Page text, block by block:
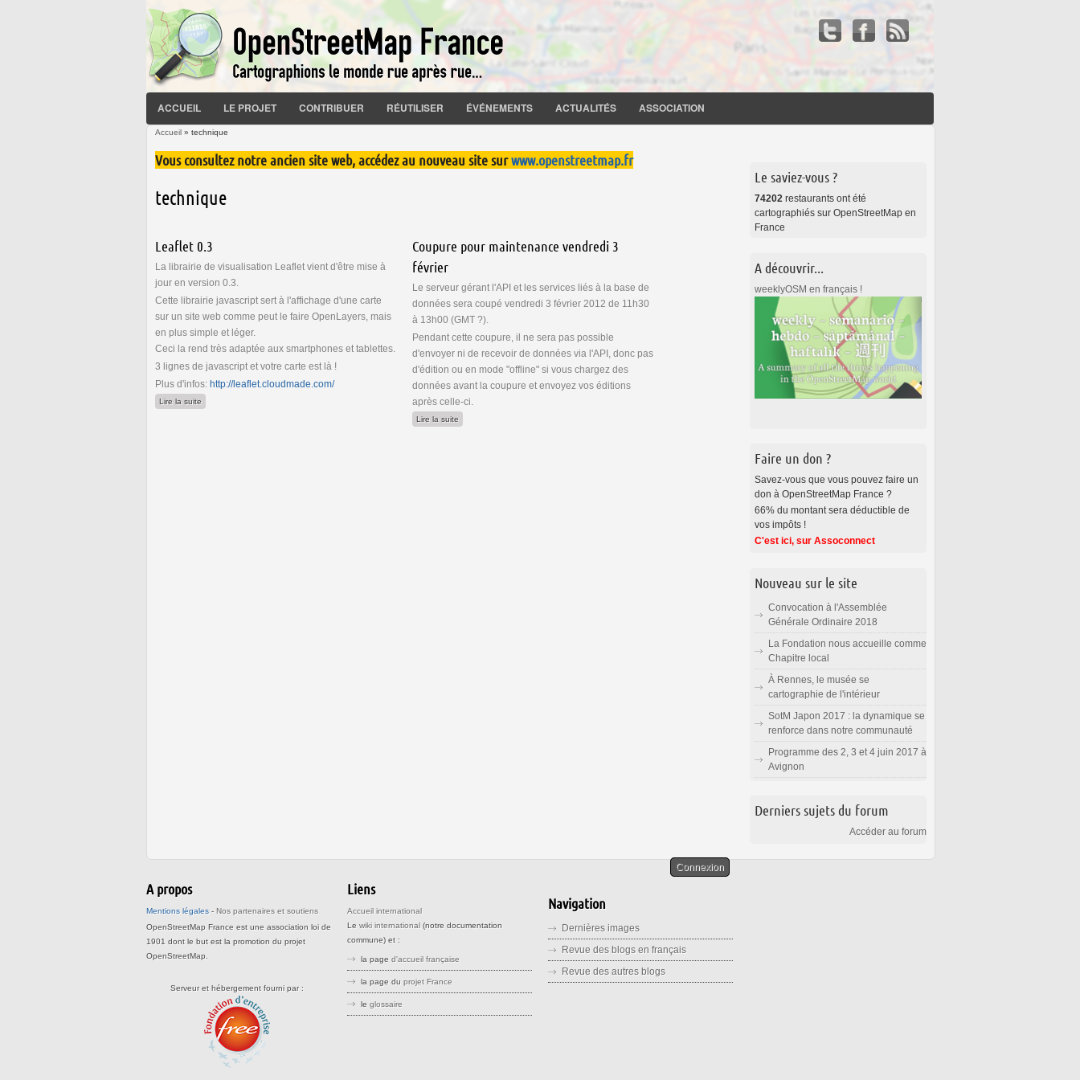
ACCUEIL LE PROJET CONTRIBUER RÉUTILISER ÉVÉNEMENTS ACTUALITÉS ASSOCIATION
Vous êtes ici
Accueil » technique
Vous consultez notre ancien site web, accédez au nouveau site surwww.openstreetmap.fr
technique
Leaflet 0.3
La librairie de visualisation Leaflet vient d'être mise à
jour en version 0.3.
Cette librairie javascript sert à l'affichage d'une carte
sur un site web comme peut le faire OpenLayers, mais
en plus simple et léger.
Ceci la rend très adaptée aux smartphones et tablettes.
3 lignes de javascript et votre carte est là !
Plus d'infos: http://leaflet.cloudmade.com/
Lire la suite
Coupure pour maintenance vendredi 3
février
Le serveur gérant l'API et les services liés à la base de
données sera coupé vendredi 3 février 2012 de 11h30
à 13h00 (GMT ?).
Pendant cette coupure, il ne sera pas possible
d'envoyer ni de recevoir de données via l'API, donc pas
d'édition ou en mode "offline" si vous chargez des
données avant la coupure et envoyez vos éditions
après celle-ci.
Lire la suite
Le saviez-vous ?
74202 restaurants ont été
cartographiés sur OpenStreetMap en
France
A découvrir...
weeklyOSM en français !
Services et outils d'OSM-FR
Faire un don ?
Savez-vous que vous pouvez faire un
don à OpenStreetMap France ?
66% du montant sera déductible de
vos impôts !
C'est ici, sur Assoconnect
Nouveau sur le site
Convocation à l'Assemblée
Générale Ordinaire 2018
La Fondation nous accueille comme
Chapitre local
À Rennes, le musée se
cartographie de l'intérieur
SotM Japon 2017 : la dynamique se
renforce dans notre communauté
Programme des 2, 3 et 4 juin 2017 à
Avignon
Derniers sujets du forum
Accéder au forum
A propos
Mentions légales - Nos partenaires et soutiens
OpenStreetMap France est une association loi de
1901 dont le but est la promotion du projet
OpenStreetMap.
Serveur et hébergement fourni par :
Liens
Accueil international
Le wiki international (notre documentation
commune) et :
la page d'accueil française
la page du projet France
le glossaire
Connexion
Navigation
Dernières images
Revue des blogs en français
Revue des autres blogs